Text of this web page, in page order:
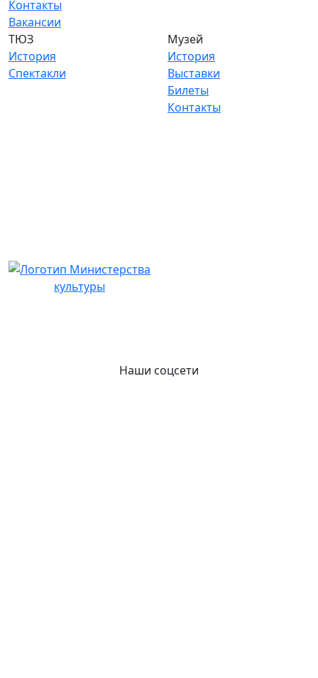
Контакты
Вакансии
ТЮЗ
История
Спектакли
Музей
История
Выставки
Билеты
Контакты
Наши соцсети